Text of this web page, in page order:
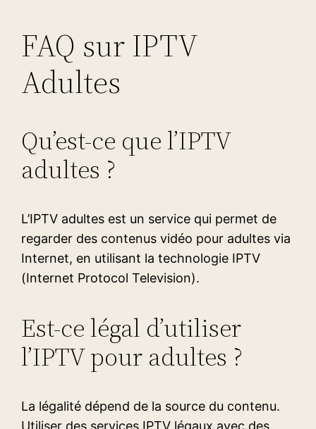
FAQ sur IPTV
Adultes
Qu’est-ce que l’IPTV
adultes ?
L’IPTV adultes est un service qui permet de
regarder des contenus vidéo pour adultes via
Internet, en utilisant la technologie IPTV
(Internet Protocol Television).
Est-ce légal d’utiliser
l’IPTV pour adultes ?
La légalité dépend de la source du contenu.
Utiliser des services IPTV légaux avec des